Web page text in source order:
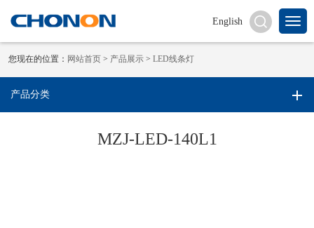
English
您现在的位置： 网站首页 > 产品展示 >LED线条灯
产品分类
MZJ-LED-140L1